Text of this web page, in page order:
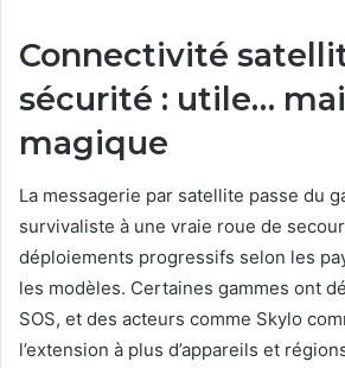
Connectivité
sécurité : utile…
magique
La messagerie par satellite passe du
survivaliste à une vraie roue de
déploiements progressifs selon les
les modèles. Certaines gammes ont
SOS, et des acteurs comme Skylo
l’extension à plus d’appareils et